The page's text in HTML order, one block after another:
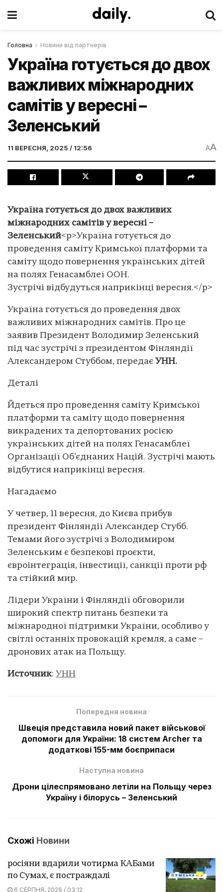
Головна Новини від партнерів
Україна готується до двох
важливих міжнародних
самітів у вересні –
Зеленський
11 ВЕРЕСНЯ, 2025 / 12:56 AA
Україна готується до двох важливих
міжнародних самітів у вересні –
Зеленський<p>Україна готується до
проведення саміту Кримської платформи та
саміту щодо повернення українських дітей
на полях Генасамблеї ООН.
Зустрічі відбудуться наприкінці вересня.</p>
Україна готується до проведення двох
важливих міжнародних самітів. Про це
заявив Президент Володимир Зеленський
під час зустрічі з президентом Фінляндії
Александером Стуббом, передає УНН.
Деталі
Йдеться про проведення саміту Кримської
платформи та саміту щодо повернення
викрадених та депортованих росією
українських дітей на полях Генасамблеї
Організації Об’єднаних Націй. Зустрічі мають
відбутися наприкінці вересня.
Нагадаємо
У четвер, 11 вересня, до Києва прибув
президент Фінляндії Александер Стубб.
Темами його зустрічі з Володимиром
Зеленським є безпекові проєкти,
євроінтеграція, інвестиції, санкції проти рф
та стійкий мир.
Лідери України і Фінляндії обговорили
широкий спектр питань безпеки та
міжнародної підтримки України, особливо у
світлі останніх провокацій кремля, а саме –
дронових атак на Польщу.
Источник: УНН
Попередня новина
Швеція представила новий пакет військової
допомоги для України: 18 систем Archer та
додаткові 155-мм боєприпаси
Наступна новина
Дрони цілеспрямовано летіли на Польщу через
Україну і білорусь – Зеленський
Схожі Новини
росіяни вдарили чотирма КАБами
по Сумах, є постраждалі
6 СЕРПНЯ, 2026 / 03:12